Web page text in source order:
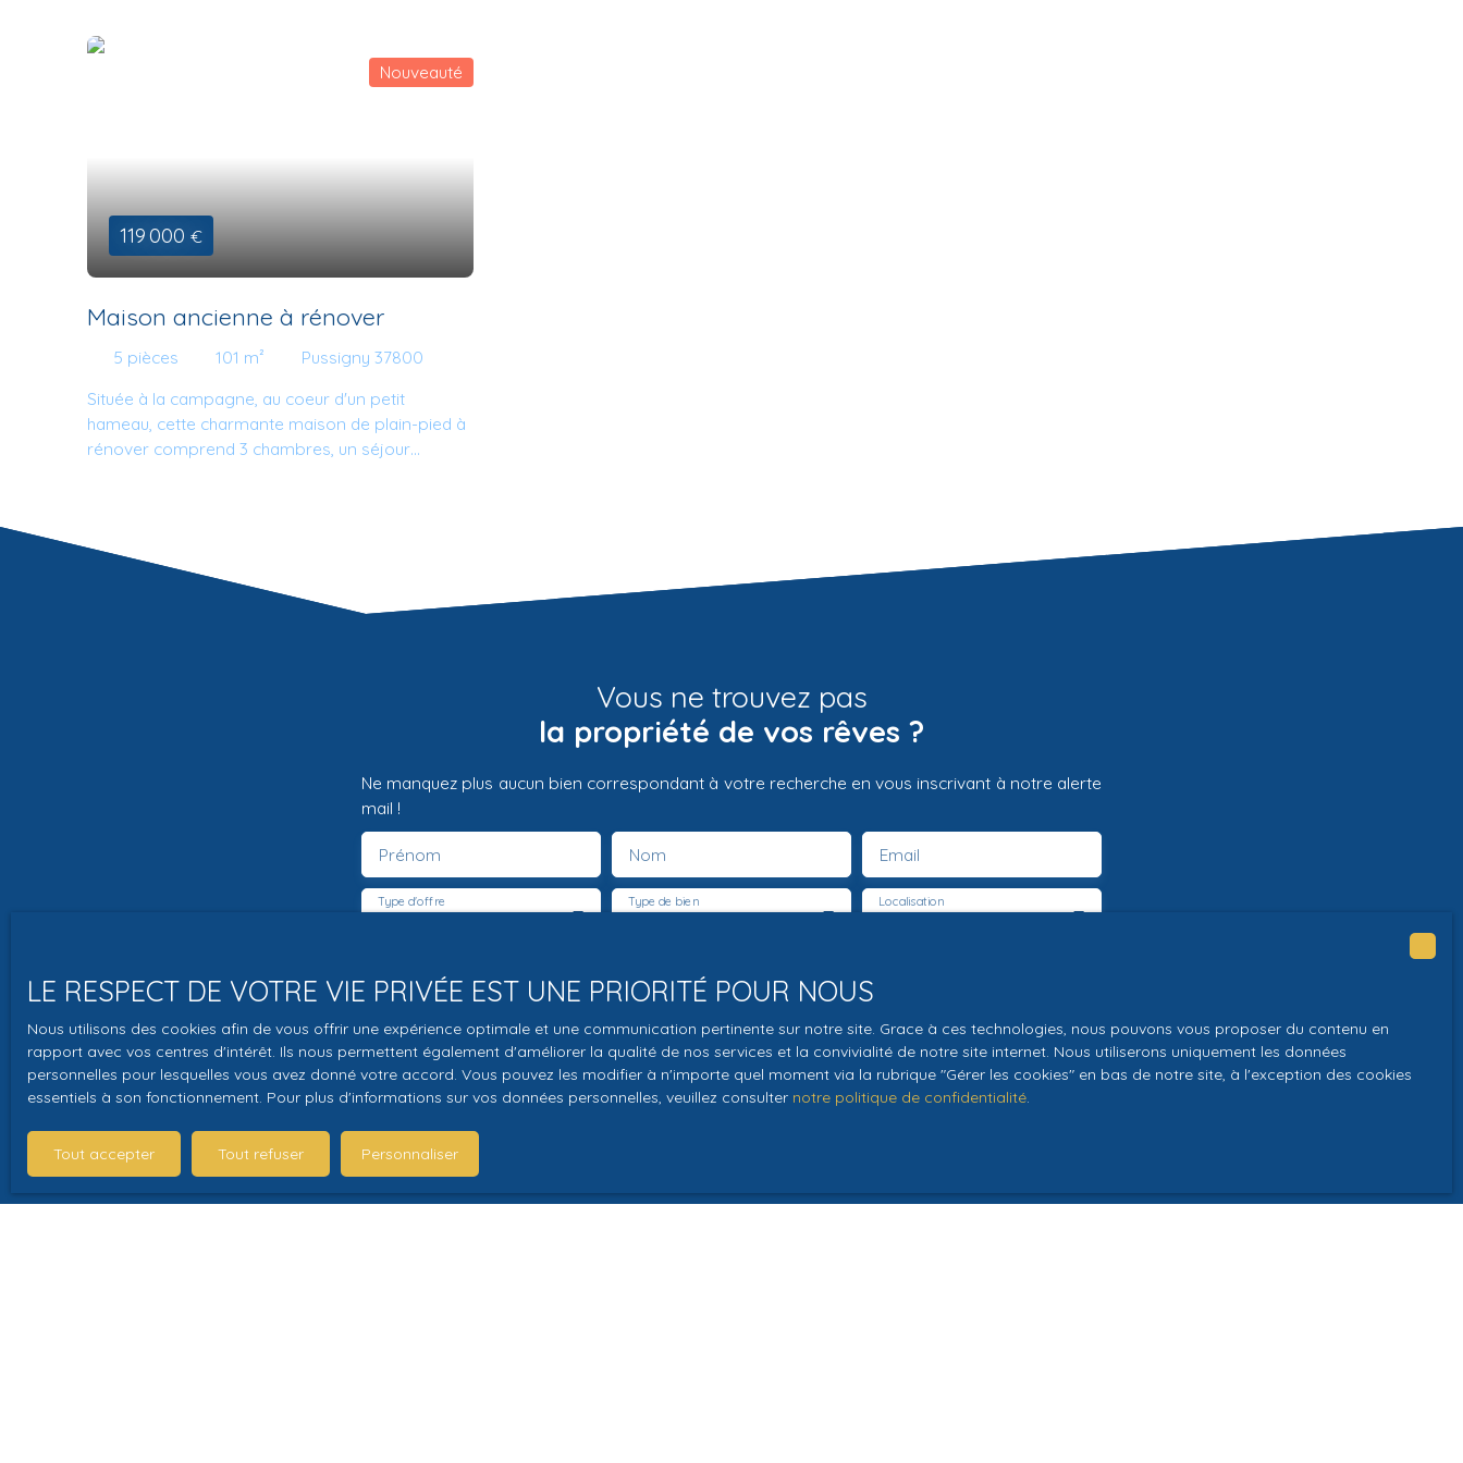
119 000 €
Nouveauté
Maison ancienne à rénover
5 pièces 101 m²
Pussigny 37800
Située à la campagne, au coeur d'un petit
hameau, cette charmante maison de plain-pied à
rénover comprend 3 chambres, un séjour
beau jardin fleuri avec de nombreux arbres
fruitiers. Plusieurs dépendances offrent de belles
possibilités de rangement et d'aménagements
Vous ne trouvez pas
la propriété de vos rêves ?
Ne manquez plus aucun bien correspondant à votre recherche en vous inscrivant à notre alerte
mail !
Prénom Nom Email
Type d'offre Type de bien Localisation
J'accepte le traitement de mes données personnelles conformément au RGPD. Si vous ne
souhaitez pas faire l'objet de prospection commerciale par voie téléphonique, vous
pouvez vous inscrire gratuitement sur la liste d'opposition au démarchage téléphonique,
prévu par l'article L223-1 du code de la consommation, sur le site Internet
Société Worldline, Service Bloctel, CS 61311, 41013 BLOIS CEDEX.
LE RESPECT DE VOTRE VIE PRIVÉE EST UNE PRIORITÉ POUR NOUS
Nous utilisons des cookies afin de vous offrir une expérience optimale et une communication pertinente sur notre site. Grace à ces technologies, nous pouvons vous proposer du contenu en
rapport avec vos centres d'intérêt. Ils nous permettent également d'améliorer la qualité de nos services et la convivialité de notre site internet. Nous utiliserons uniquement les données
personnelles pour lesquelles vous avez donné votre accord. Vous pouvez les modifier à n'importe quel moment via la rubrique ″Gérer les cookies″ en bas de notre site, à l'exception des cookies
essentiels à son fonctionnement. Pour plus d'informations sur vos données personnelles, veuillez consulter notre politique de confidentialité.
Tout accepter Tout refuser Personnaliser